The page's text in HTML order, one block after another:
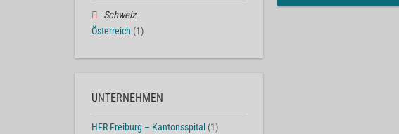
Schweiz
Österreich (1)
UNTERNEHMEN
HFR Freiburg – Kantonsspital (1)